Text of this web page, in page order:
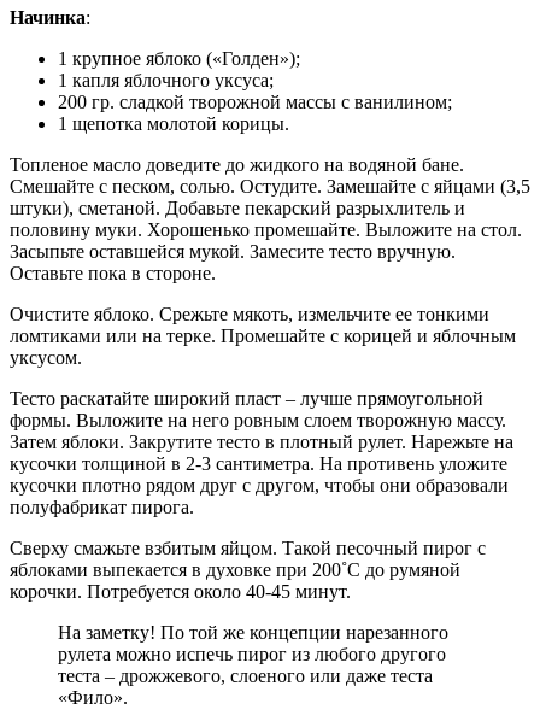
Начинка:
1 крупное яблоко («Голден»);
1 капля яблочного уксуса;
200 гр. сладкой творожной массы с ванилином;
1 щепотка молотой корицы.
Топленое масло доведите до жидкого на водяной бане.
Смешайте с песком, солью. Остудите. Замешайте с яйцами (3,5
штуки), сметаной. Добавьте пекарский разрыхлитель и
половину муки. Хорошенько промешайте. Выложите на стол.
Засыпьте оставшейся мукой. Замесите тесто вручную.
Оставьте пока в стороне.
Очистите яблоко. Срежьте мякоть, измельчите ее тонкими
ломтиками или на терке. Промешайте с корицей и яблочным
уксусом.
Тесто раскатайте широкий пласт – лучше прямоугольной
формы. Выложите на него ровным слоем творожную массу.
Затем яблоки. Закрутите тесто в плотный рулет. Нарежьте на
кусочки толщиной в 2-3 сантиметра. На противень уложите
кусочки плотно рядом друг с другом, чтобы они образовали
полуфабрикат пирога.
Сверху смажьте взбитым яйцом. Такой песочный пирог с
яблоками выпекается в духовке при 200˚С до румяной
корочки. Потребуется около 40-45 минут.
На заметку! По той же концепции нарезанного
рулета можно испечь пирог из любого другого
теста – дрожжевого, слоеного или даже теста
«Фило».